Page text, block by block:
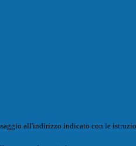
all'indirizzo indicato con le